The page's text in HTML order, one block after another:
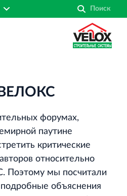
форумах,
паутине
критические
относительно
Поэтому мы посчитали
объяснения